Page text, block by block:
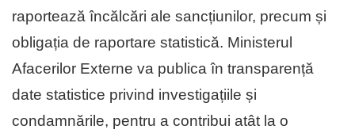
raportează încălcări ale sancțiunilor, precum și
obligația de raportare statistică. Ministerul
Afacerilor Externe va publica în transparență
date statistice privind investigațiile și
condamnările, pentru a contribui atât la o